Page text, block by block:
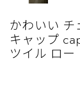
かわいい
キャップ
ツイル ロ